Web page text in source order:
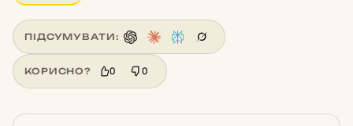
ПІДСУМУВАТИ:
КОРИСНО? 0 0